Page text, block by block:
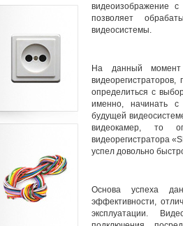
видеоизображение
позволяет
видеосистемы.
На данный момент
определиться с
именно, начинать с
будущей
видеокамер, то
видеорегистратора
успел довольно
Основа успеха
эффективности,
эксплуатации.